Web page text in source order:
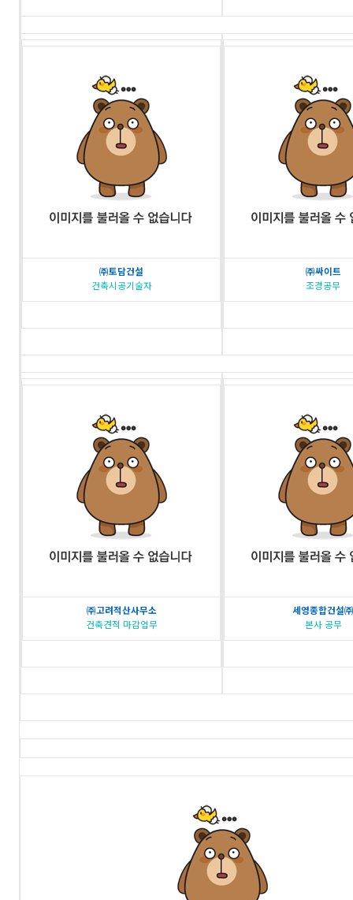
㈜토담건설
건축시공기술자
㈜싸이트
조경공무
㈜고려적산사무소
건축견적 마감업무
세영종합건설㈜
본사 공무